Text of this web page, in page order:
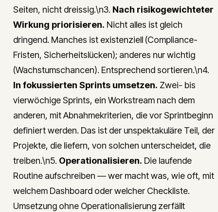
Seiten, nicht dreissig.\n3. Nach risikogewichteter
Wirkung priorisieren. Nicht alles ist gleich
dringend. Manches ist existenziell (Compliance-
Fristen, Sicherheitslücken); anderes nur wichtig
(Wachstumschancen). Entsprechend sortieren.\n4.
In fokussierten Sprints umsetzen. Zwei- bis
vierwöchige Sprints, ein Workstream nach dem
anderen, mit Abnahmekriterien, die vor Sprintbeginn
definiert werden. Das ist der unspektakuläre Teil, der
Projekte, die liefern, von solchen unterscheidet, die
treiben.\n5. Operationalisieren. Die laufende
Routine aufschreiben — wer macht was, wie oft, mit
welchem Dashboard oder welcher Checkliste.
Umsetzung ohne Operationalisierung zerfällt